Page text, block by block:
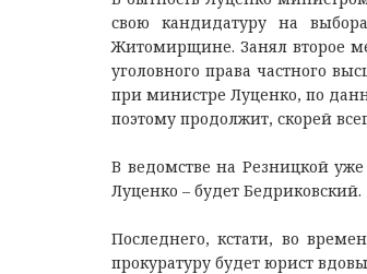
свою кандидатуру на
Житомирщине. Занял второе
уголовного права частного
при министре Луценко, по
поэтому продолжит, скорей
В ведомстве на Резницкой
Луценко – будет Бедриковский.
Последнего, кстати, во
прокуратуру будет юрист